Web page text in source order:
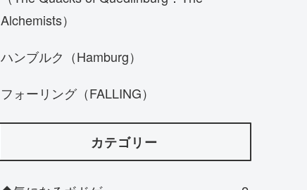
Alchemists）
ハンブルク（Hamburg）
フォーリング（FALLING）
カテゴリー